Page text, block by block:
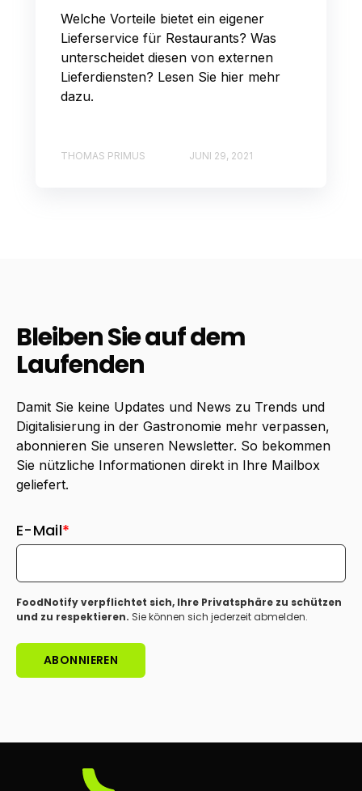
Welche Vorteile bietet ein eigener
Lieferservice für Restaurants? Was
unterscheidet diesen von externen
Lieferdiensten? Lesen Sie hier mehr
dazu.
THOMAS PRIMUS JUNI 29, 2021
Bleiben Sie auf dem
Laufenden
Damit Sie keine Updates und News zu Trends und
Digitalisierung in der Gastronomie mehr verpassen,
abonnieren Sie unseren Newsletter. So bekommen
Sie nützliche Informationen direkt in Ihre Mailbox
geliefert.
E-Mail*
FoodNotify verpflichtet sich, Ihre Privatsphäre zu schützen
und zu respektieren. Sie können sich jederzeit abmelden.